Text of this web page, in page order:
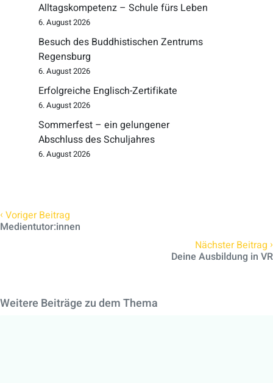
Alltagskompetenz – Schule fürs Leben
6. August 2026
Besuch des Buddhistischen Zentrums
Regensburg
6. August 2026
Erfolgreiche Englisch-Zertifikate
6. August 2026
Sommerfest – ein gelungener
Abschluss des Schuljahres
6. August 2026
‹ Voriger Beitrag
Medientutor:innen
Nächster Beitrag ›
Deine Ausbildung in VR
Weitere Beiträge zu dem Thema